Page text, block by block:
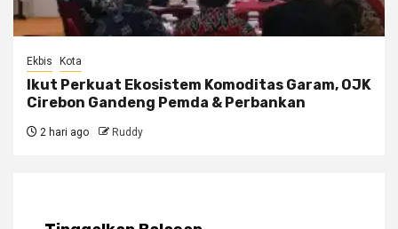
Ekbis Kota
Ikut Perkuat Ekosistem Komoditas Garam, OJK
Cirebon Gandeng Pemda & Perbankan
2 hari ago Ruddy